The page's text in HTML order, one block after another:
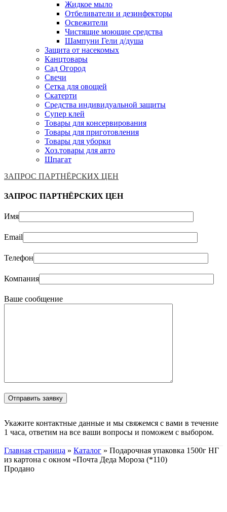
Жидкое мыло
Отбеливатели и дезинфекторы
Освежители
Чистящие моющие средства
Шампуни Гели д/душа
Защита от насекомых
Канцтовары
Сад Огород
Свечи
Сетка для овощей
Скатерти
Средства индивидуальной защиты
Супер клей
Товары для консервирования
Товары для приготовления
Товары для уборки
Хоз.товары для авто
Шпагат
ЗАПРОС ПАРТНЁРСКИХ ЦЕН
ЗАПРОС ПАРТНЁРСКИХ ЦЕН
Имя
Email
Телефон
Компания
Ваше сообщение
Укажите контактные данные и мы свяжемся с вами в течение
1 часа, ответим на все ваши вопросы и поможем с выбором.
Главная страница » Каталог » Подарочная упаковка 1500г НГ
из картона с окном «Почта Деда Мороза (*110)
Продано